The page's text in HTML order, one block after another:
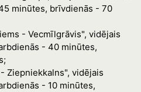
minūtes, brīvdienās - 70
- Vecmīlgrāvis", vidējais
- 40 minūtes,
Ziepniekkalns", vidējais
- 10 minūtes,